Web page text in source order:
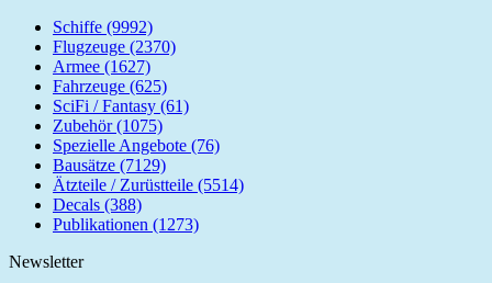
Schiffe (9992)
Flugzeuge (2370)
Armee (1627)
Fahrzeuge (625)
SciFi / Fantasy (61)
Zubehör (1075)
Spezielle Angebote (76)
Bausätze (7129)
Ätzteile / Zurüstteile (5514)
Decals (388)
Publikationen (1273)
Newsletter